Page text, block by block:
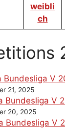
weibli
ch
Bundesliga V
21, 2025
Bundesliga V
20, 2025
Bundesliga V